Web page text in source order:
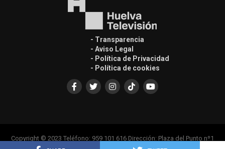
- Transparencia
- Aviso Legal
- Política de Privacidad
- Política de cookies
Copyright © 2023 Teléfono: 959 101 616 Dirección: Plaza del Punto nº1
Casa Colón, Edif. Principal 1ª Planta, 21001